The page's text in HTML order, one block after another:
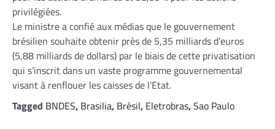
privilégiées.
Le ministre a confié aux médias que le gouvernement
brésilien souhaite obtenir près de 5,35 milliards d’euros
(5,88 milliards de dollars) par le biais de cette privatisation
qui s’inscrit dans un vaste programme gouvernemental
visant à renflouer les caisses de l’Etat.
Tagged BNDES, Brasilia, Brésil, Eletrobras,Sao Paulo